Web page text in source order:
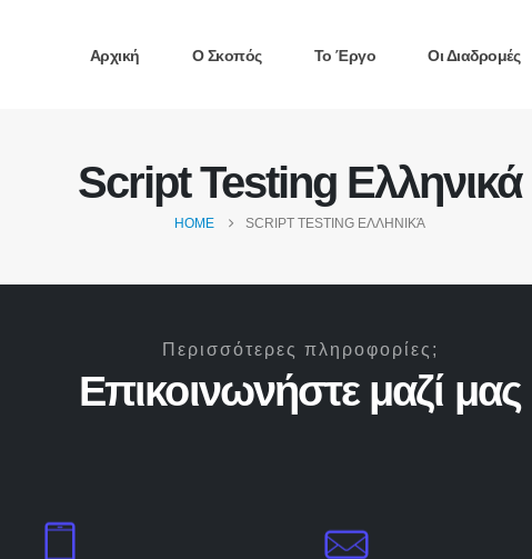
Αρχική Ο Σκοπός Το Έργο Οι Διαδρομές
Script Testing Ελληνικά
HOME SCRIPT TESTING ΕΛΛΗΝΙΚΆ
Περισσότερες πληροφορίες;
Επικοινωνήστε μαζί μας